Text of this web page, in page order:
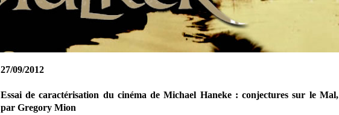
27/09/2012
Essai de caractérisation du cinéma de Michael Haneke : conjectures sur le Mal,
par Gregory Mion